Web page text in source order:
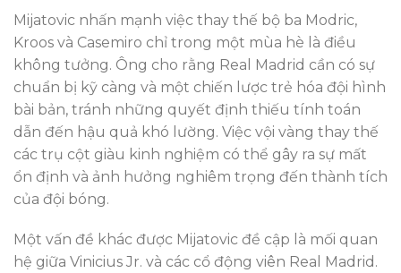
Mijatovic nhấn mạnh việc thay thế bộ ba Modric,
Kroos và Casemiro chỉ trong một mùa hè là điều
không tưởng. Ông cho rằng Real Madrid cần có sự
chuẩn bị kỹ càng và một chiến lược trẻ hóa đội hình
bài bản, tránh những quyết định thiếu tính toán
dẫn đến hậu quả khó lường. Việc vội vàng thay thế
các trụ cột giàu kinh nghiệm có thể gây ra sự mất
ổn định và ảnh hưởng nghiêm trọng đến thành tích
của đội bóng.
Một vấn đề khác được Mijatovic đề cập là mối quan
hệ giữa Vinicius Jr. và các cổ động viên Real Madrid.